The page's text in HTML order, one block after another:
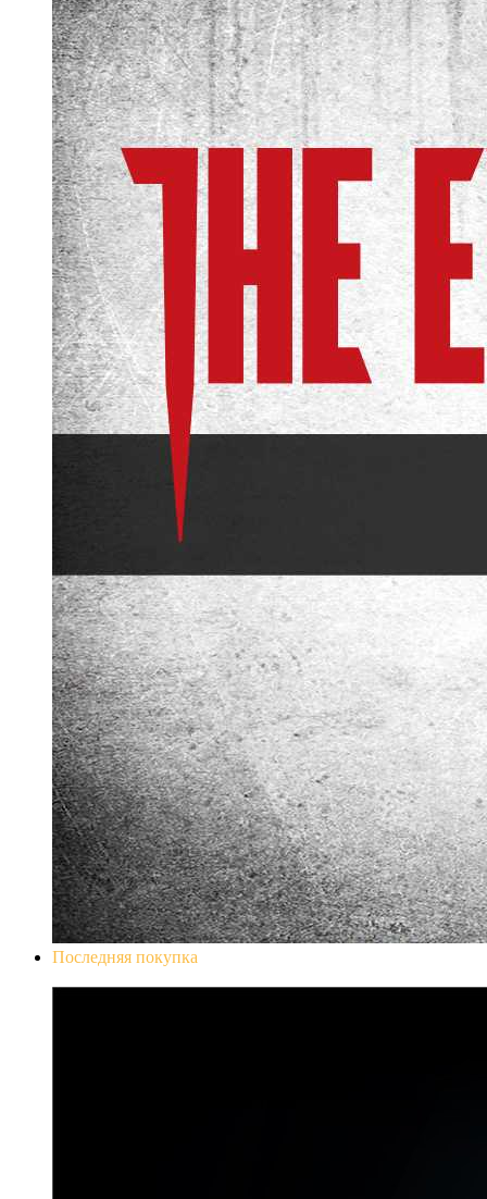
Последняя покупка